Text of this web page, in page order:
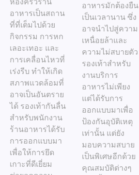
ห้องครัวร้าน
อาหารเป็นสถาน
ที่ที่เต็มไปด้วย
กิจกรรม การหก
เลอะเทอะ และ
การเคลื่อนไหวที่
เร่งรีบ ทำให้เกิด
สภาพแวดล้อมที่
อาจเป็นอันตราย
ได้ รองเท้ากันลื่น
สำหรับพนักงาน
ร้านอาหารได้รับ
การออกแบบมา
เพื่อให้การยึด
เกาะที่ดีเยี่ยม
อาหารมักต้องยืน
เป็นเวลานาน ซึ่ง
อาจนำไปสู่ความ
เหนื่อยล้าและ
ความไม่สบายตัว
รองเท้าสำหรับ
งานบริการ
อาหารไม่เพียง
แต่ได้รับการ
ออกแบบมาเพื่อ
ป้องกันอุบัติเหตุ
เท่านั้น แต่ยัง
มอบความสบาย
เป็นพิเศษอีกด้วย
คุณสมบัติต่างๆ